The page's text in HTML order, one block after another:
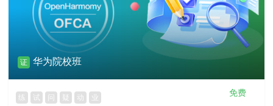
证 华为院校班
练 试 问 疑 动 业 免费